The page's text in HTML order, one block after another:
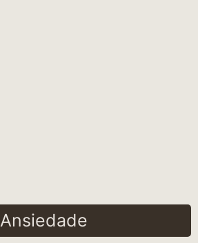
Ansiedade